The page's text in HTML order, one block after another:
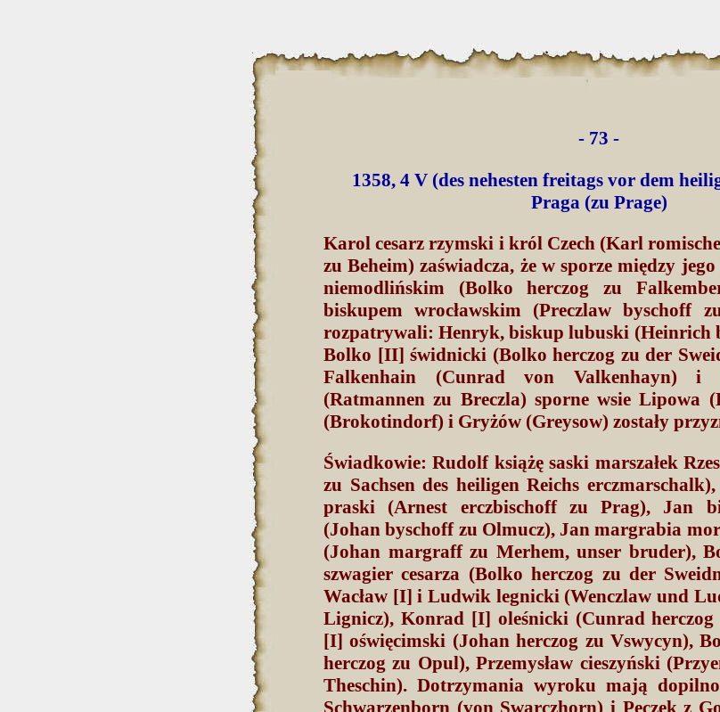
- 73 -
1358, 4 V (des nehesten freitags vor dem
Praga (zu Prage)
Karol cesarz rzymski i król Czech (Karl
zu Beheim) zaświadcza, że w sporze między
niemodlińskim (Bolko herczog zu
biskupem wrocławskim (Preczlaw byschoff
rozpatrywali: Henryk, biskup lubuski (Heinrich
Bolko [II] świdnicki (Bolko herczog zu der
Falkenhain (Cunrad von Valkenhayn) i
(Ratmannen zu Breczla) sporne wsie Lipowa
(Brokotindorf) i Gryżów (Greysow) zostały
Świadkowie: Rudolf książę saski marszałek
zu Sachsen des heiligen Reichs
praski (Arnest erczbischoff zu Prag), Jan
(Johan byschoff zu Olmucz), Jan margrabia
(Johan margraff zu Merhem, unser bruder),
szwagier cesarza (Bolko herczog zu der
Wacław [I] i Ludwik legnicki (Wenczlaw und
Lignicz), Konrad [I] oleśnicki (Cunrad herczog
[I] oświęcimski (Johan herczog zu Vswycyn),
herczog zu Opul), Przemysław cieszyński
Theschin). Dotrzymania wyroku mają